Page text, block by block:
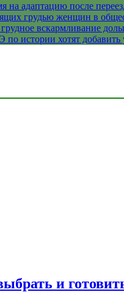
на адаптацию после
грудью женщин в
вскармливание
истории хотят добавить
и